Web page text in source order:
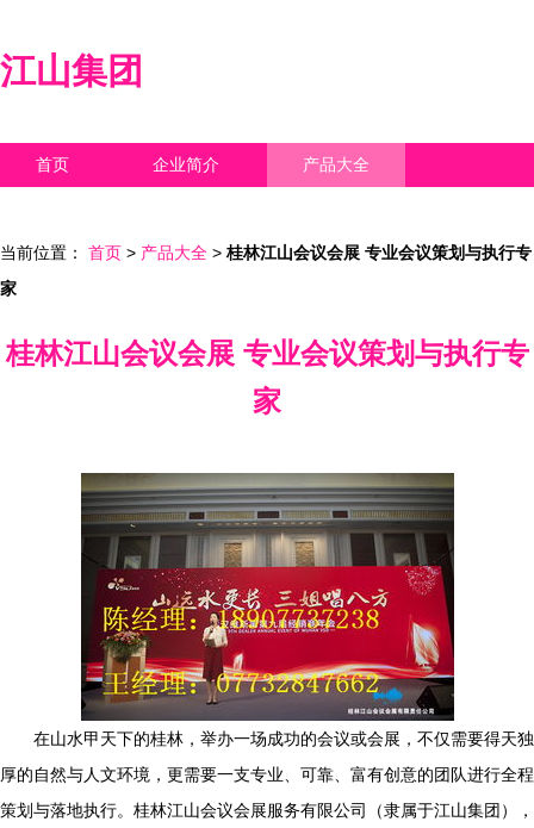
江山集团
首页 企业简介 产品大全
当前位置： 首页 > 产品大全 > 桂林江山会议会展 专业会议策划与执行专
家
桂林江山会议会展 专业会议策划与执行专
家
在山水甲天下的桂林，举办一场成功的会议或会展，不仅需要得天独
厚的自然与人文环境，更需要一支专业、可靠、富有创意的团队进行全程
策划与落地执行。桂林江山会议会展服务有限公司（隶属于江山集团），